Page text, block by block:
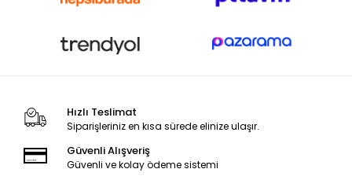
Hızlı Teslimat
Siparişleriniz en kısa sürede elinize ulaşır.
Güvenli Alışveriş
Güvenli ve kolay ödeme sistemi